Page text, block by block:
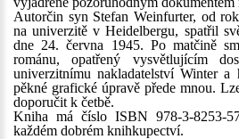
Autorčin syn Stefan Weinfurter, od
na univerzitě v Heidelbergu, spatřil
dne 24. června 1945. Po matčině
románu, opatřený vysvětlujícím
univerzitnímu nakladatelství Winter
pěkné grafické úpravě přede mnou.
doporučit k četbě.
Kniha má číslo ISBN 978-3-8253-
každém dobrém knihkupectví.